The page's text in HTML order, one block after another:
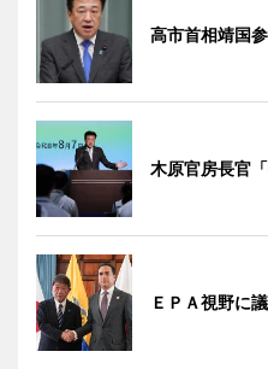
高市首相靖国
木原官房長官
ＥＰＡ視野に